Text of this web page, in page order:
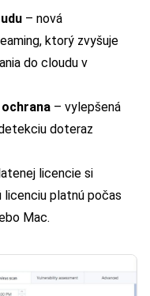
– nová
ktorý zvyšuje
do cloudu v
– vylepšená
doteraz
licencie si
licenciu platnú počas
Mac.